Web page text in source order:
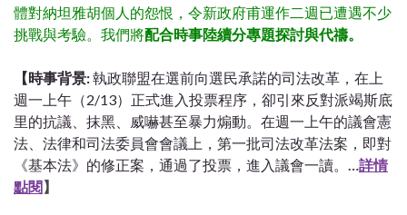
體對納坦雅胡個人的怨恨，令新政府甫運作二週已遭遇不少
挑戰與考驗。我們將配合時事陸續分專題探討與代禱。
【時事背景:執政聯盟在選前向選民承諾的司法改革，在上
週一上午（2/13）正式進入投票程序，卻引來反對派竭斯底
里的抗議、抹黑、威嚇甚至暴力煽動。在週一上午的議會憲
法、法律和司法委員會會議上，第一批司法改革法案，即對
《基本法》的修正案，通過了投票，進入議會一讀。
詳情
點閱】